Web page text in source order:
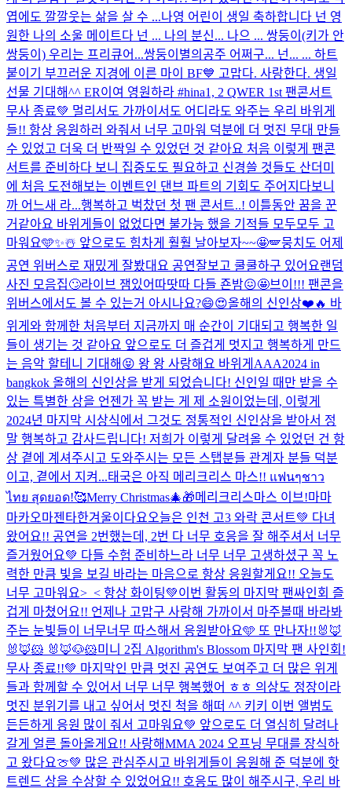
엽에도 깔깔웃는 삶을 살 수 ...나영 어린이 생일 축하합니다 넌 영
원한 나의 소울 메이트다 넌 ... 나의 분신... 나으 ... 쌍둥이(키가 안
쌍둥이) 우리는 프리큐어...쌍둥이별의공주 어쩌구... 넌... ... 하트
붙이기 부끄러운 지경에 이른 마이 BF💙 고맙다. 사랑한다. 생일
선물 기대해^^ ER이여 영원하라 #hina1, 2 QWER 1st 팬콘서트
무사 종료💚 멀리서도 가까이서도 어디라도 와주는 우리 바위게
들!! 항상 응원하러 와줘서 너무 고마워 덕분에 더 멋진 무대 만들
수 있었고 더욱 더 반짝일 수 있었던 것 같아요 처음 이렇게 팬콘
서트를 준비하다 보니 집중도도 필요하고 신경쓸 것들도 산더미
에 처음 도전해보는 이벤트인 댄브 파트의 기회도 주어지다보니
까 어느새 라...행복하고 벅찼던 첫 팬 콘서트..! 이틀동안 꿈을 꾼
거같아요 바위게들이 없었다면 불가능 했을 기적들 모두모두 고
마워요🩵✨☃️ 앞으로도 힘차게 훨훨 날아보자~~🤩🪽뭉치도 어제
공연 위버스로 재밌게 잘봤대요 공연잘보고 쿨쿨하구 있어요랜덤
사진 모음집🙄라이브 잼있어따땃따 다들 죤밤😖🤩브이!!! 팬콘을
위버스에서도 볼 수 있는거 아시나요?😄😍올해의 신인상❤️🔥 바
위게와 함께한 처음부터 지금까지 매 순간이 기대되고 행복한 일
들이 생기는 것 같아요 앞으로도 더 즐겁게 멋지고 행복하게 만드
는 음악 할테니 기대해😝 왕 왕 사랑해요 바위게 AAA2024 in
bangkok 올해의 신인상을 받게 되었습니다! 신인일 때만 받을 수
있는 특별한 상을 언젠가 꼭 받는 게 제 소원이었는데, 이렇게
2024년 마지막 시상식에서 그것도 정통적인 신인상을 받아서 정
말 행복하고 감사드립니다! 저희가 이렇게 달려올 수 있었던 건 항
상 곁에 계셔주시고 도와주시는 모든 스탭분들 관계자 분들 덕분
이고, 곁에서 지켜...태국은 아직 메리크리스 마스!! แฟนๆชาว
ไทย สุดยอด!🥰Merry Christmas🎄🎁메리크리스마스 이브!마마
마카오마젠타한겨울이다요 오늘은 인천 고3 와락 콘서트💚 다녀
왔어요!! 공연을 2번했는데, 2번 다 너무 호응을 잘 해주셔서 너무
즐거웠어요💚 다들 수험 준비하느라 너무 너무 고생하셨구 꼭 노
력한 만큼 빛을 보길 바라는 마음으로 항상 응원할게요!! 오늘도
너무 고마워요>_< 항상 화이팅💚이번 활동의 마지막 팬싸인회 즐
겁게 마쳤어요!! 언제나 고맙구 사랑해 가까이서 마주볼때 바라봐
주는 눈빛들이 너무너무 따스해서 응원받아요🩵 또 만나자!! 🐰🦊
🐰🦊🐹 🐰🦊🐶🐹미니 2집 Algorithm's Blossom 마지막 팬 사인회!
무사 종료!!💚 마지막인 만큼 멋진 공연도 보여주고 더 많은 위게
들과 함께할 수 있어서 너무 너무 행복했어 ㅎㅎ 의상도 정장이라
멋진 분위기를 내고 싶어서 멋진 척을 해떠 ^^ 키키 이번 앨범도
든든하게 응원 많이 줘서 고마워요💚 앞으로도 더 열심히 달려나
갈게 얼른 돌아올게요!! 사랑해MMA 2024 오프닝 무대를 장식하
고 왔다요🍈💚 많은 관심주시고 바위게들이 응원해 준 덕분에 핫
트렌드 상을 수상할 수 있었어요!! 호응도 많이 해주시구, 우리 바